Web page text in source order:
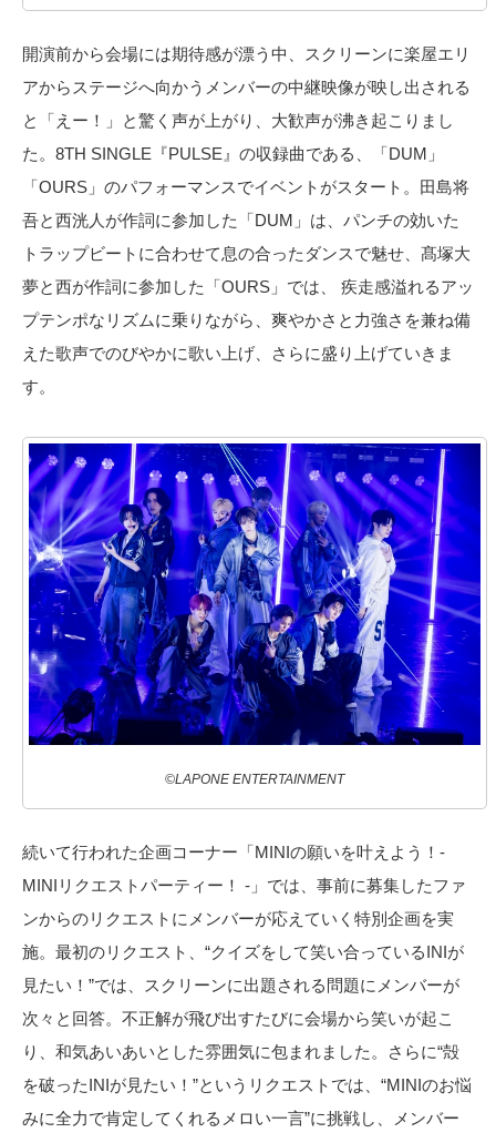
開演前から会場には期待感が漂う中、スクリーンに楽屋エリ
アからステージへ向かうメンバーの中継映像が映し出される
と「えー！」と驚く声が上がり、大歓声が沸き起こりまし
た。8TH SINGLE『PULSE』の収録曲である、「DUM」
「OURS」のパフォーマンスでイベントがスタート。田島将
吾と西洸人が作詞に参加した「DUM」は、パンチの効いた
トラップビートに合わせて息の合ったダンスで魅せ、髙塚大
夢と西が作詞に参加した「OURS」では、 疾走感溢れるアッ
プテンポなリズムに乗りながら、爽やかさと力強さを兼ね備
えた歌声でのびやかに歌い上げ、さらに盛り上げていきま
す。
©LAPONE ENTERTAINMENT
続いて行われた企画コーナー「MINIの願いを叶えよう！-
MINIリクエストパーティー！ -」では、事前に募集したファ
ンからのリクエストにメンバーが応えていく特別企画を実
施。最初のリクエスト、“クイズをして笑い合っているINIが
見たい！”では、スクリーンに出題される問題にメンバーが
次々と回答。不正解が飛び出すたびに会場から笑いが起こ
り、和気あいあいとした雰囲気に包まれました。さらに“殻
を破ったINIが見たい！”というリクエストでは、“MINIのお悩
みに全力で肯定してくれるメロい一言”に挑戦し、メンバー